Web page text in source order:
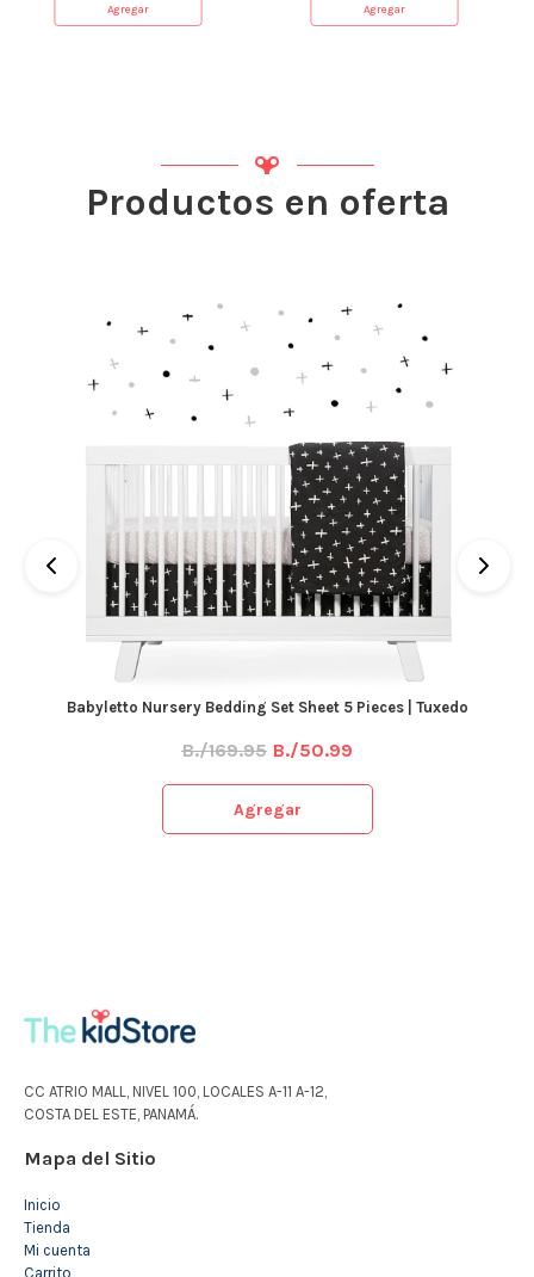
Agregar Agregar
Productos en oferta
Babyletto Nursery Bedding Set Sheet 5 Pieces | Tuxedo
B./169.95 B./50.99
Agregar
CC ATRIO MALL, NIVEL 100, LOCALES A-11 A-12,
COSTA DEL ESTE, PANAMÁ.
Mapa del Sitio
Inicio
Tienda
Mi cuenta
Carrito